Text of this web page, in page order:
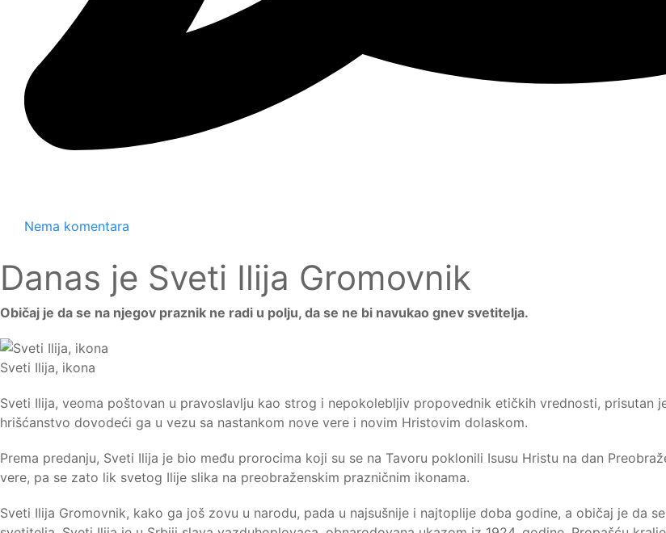
Nema komentara
Danas je Sveti Ilija Gromovnik
Običaj je da se na njegov praznik ne radi u polju, da se ne bi navukao gnev svetitelja.
Sveti Ilija, ikona
Sveti Ilija, veoma poštovan u pravoslavlju kao strog i nepokolebljiv propovednik etičkih vrednosti, prisutan
hrišćanstvo dovodeći ga u vezu sa nastankom nove vere i novim Hristovim dolaskom.
Prema predanju, Sveti Ilija je bio među prorocima koji su se na Tavoru poklonili Isusu Hristu na dan
vere, pa se zato lik svetog Ilije slika na preobraženskim prazničnim ikonama.
Sveti Ilija Gromovnik, kako ga još zovu u narodu, pada u najsušnije i najtoplije doba godine, a običaj je da